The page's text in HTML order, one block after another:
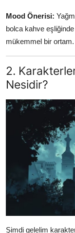
Mood Önerisi:
bolca kahve
mükemmel bir ortam.
2.
Nesidir?
Şimdi gelelim